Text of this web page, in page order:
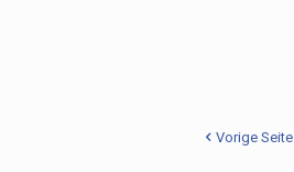
Vorige Seite